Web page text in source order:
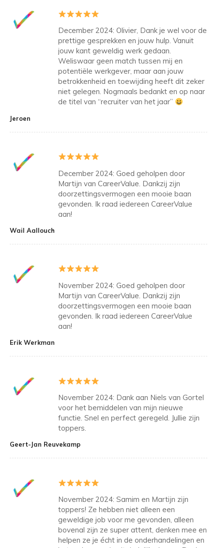
December 2024: Olivier, Dank je wel voor de
prettige gesprekken en jouw hulp. Vanuit
jouw kant geweldig werk gedaan.
Weliswaar geen match tussen mij en
potentiële werkgever, maar aan jouw
betrokkenheid en toewijding heeft dit zeker
niet gelegen. Nogmaals bedankt en op naar
de titel van “recruiter van het jaar”
Jeroen
December 2024: Goed geholpen door
Martijn van CareerValue. Dankzij zijn
doorzettingsvermogen een mooie baan
gevonden. Ik raad iedereen CareerValue
aan!
Wail Aallouch
November 2024: Goed geholpen door
Martijn van CareerValue. Dankzij zijn
doorzettingsvermogen een mooie baan
gevonden. Ik raad iedereen CareerValue
aan!
Erik Werkman
November 2024: Dank aan Niels van Gortel
voor het bemiddelen van mijn nieuwe
functie. Snel en perfect geregeld. Jullie zijn
toppers.
Geert-Jan Reuvekamp
November 2024: Samim en Martijn zijn
toppers! Ze hebben niet alleen een
geweldige job voor me gevonden, alleen
bovenal zijn ze super attent, denken mee en
helpen ze je écht in de onderhandelingen en